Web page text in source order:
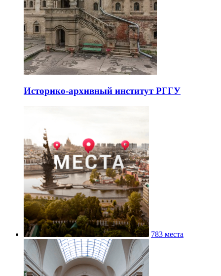
Историко-архивный институт РГГУ
783 места